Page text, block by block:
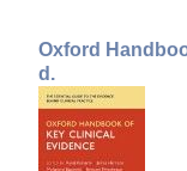
Oxford
d.